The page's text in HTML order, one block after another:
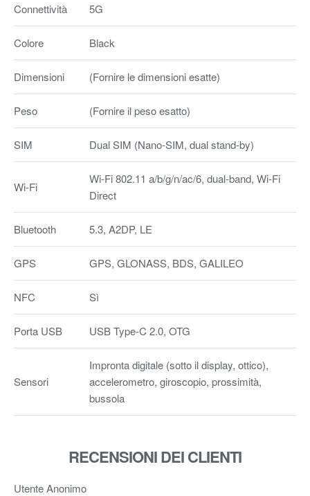
Connettività 5G
Colore Black
Dimensioni (Fornire le dimensioni esatte)
Peso (Fornire il peso esatto)
SIM Dual SIM (Nano-SIM, dual stand-by)
Wi-Fi
Wi-Fi 802.11 a/b/g/n/ac/6, dual-band, Wi-Fi
Direct
Bluetooth 5.3, A2DP, LE
GPS GPS, GLONASS, BDS, GALILEO
NFC Sì
Porta USB USB Type-C 2.0, OTG
Sensori
Impronta digitale (sotto il display, ottico),
accelerometro, giroscopio, prossimità,
bussola
RECENSIONI DEI CLIENTI
Utente Anonimo